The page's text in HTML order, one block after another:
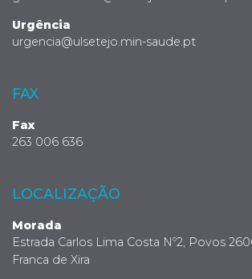
Urgência
urgencia@ulsetejo.min-saude.pt
FAX
Fax
263 006 636
LOCALIZAÇÃO
Morada
Estrada Carlos Lima Costa Nº2, Povos
Franca de Xira